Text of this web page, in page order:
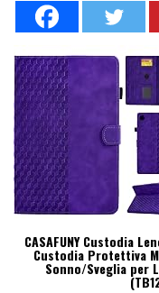
CASAFUNY Custodia
Custodia Protettiva
Sonno/Sveglia per